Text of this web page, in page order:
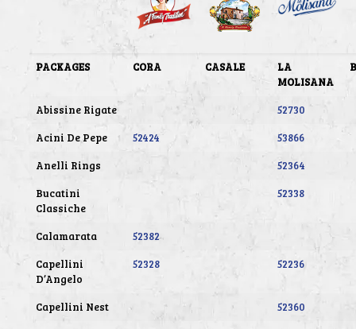
PACKAGES CORA CASALE
LA
MOLISANA
Abissine Rigate
52730
Acini De Pepe
52424
53866
Anelli Rings
52364
Bucatini
Classiche
52338
Calamarata
52382
Capellini
D’Angelo
52328 52236
Capellini Nest
52360